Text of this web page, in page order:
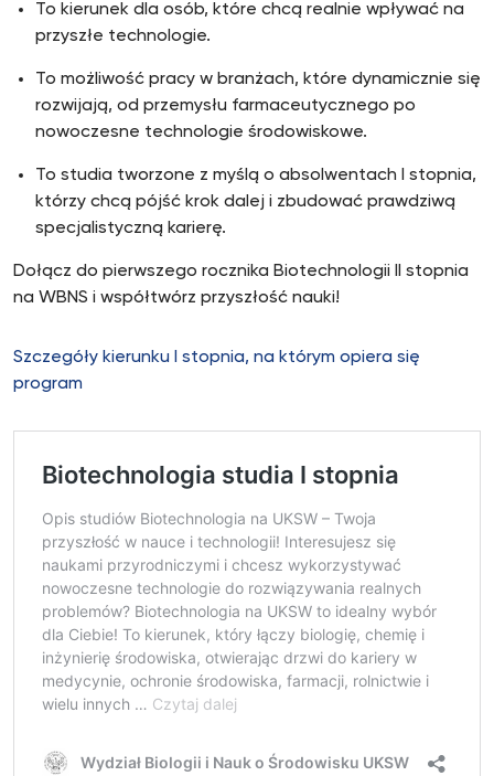
To kierunek dla osób, które chcą realnie wpływać na
przyszłe technologie.
To możliwość pracy w branżach, które dynamicznie się
rozwijają, od przemysłu farmaceutycznego po
nowoczesne technologie środowiskowe.
To studia tworzone z myślą o absolwentach I stopnia,
którzy chcą pójść krok dalej i zbudować prawdziwą
specjalistyczną karierę.
Dołącz do pierwszego rocznika Biotechnologii II stopnia
na WBNS i współtwórz przyszłość nauki!
Szczegóły kierunku I stopnia, na którym opiera się
program